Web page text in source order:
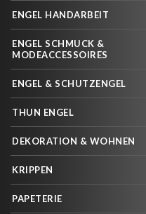
ENGEL HANDARBEIT
ENGEL SCHMUCK &
MODEACCESSOIRES
ENGEL & SCHUTZENGEL
THUN ENGEL
DEKORATION & WOHNEN
KRIPPEN
PAPETERIE